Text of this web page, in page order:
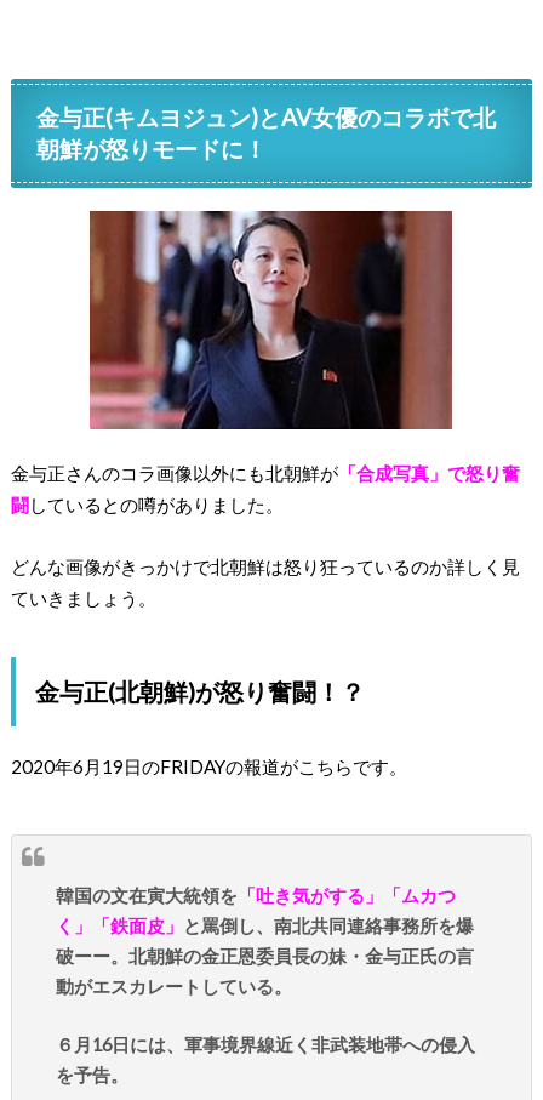
金与正(キムヨジュン)とAV女優のコラボで北
朝鮮が怒りモードに！
金与正さんのコラ画像以外にも北朝鮮が「合成写真」で怒り奮
闘しているとの噂がありました。
どんな画像がきっかけで北朝鮮は怒り狂っているのか詳しく見
ていきましょう。
金与正(北朝鮮)が怒り奮闘！？
2020年6月19日のFRIDAYの報道がこちらです。
韓国の文在寅大統領を 「吐き気がする」「ムカつ
く」「鉄面皮」 と罵倒し、南北共同連絡事務所を爆
破ーー。北朝鮮の金正恩委員長の妹・金与正氏の言
動がエスカレートしている。
６月16日には、軍事境界線近く非武装地帯への侵入
を予告。